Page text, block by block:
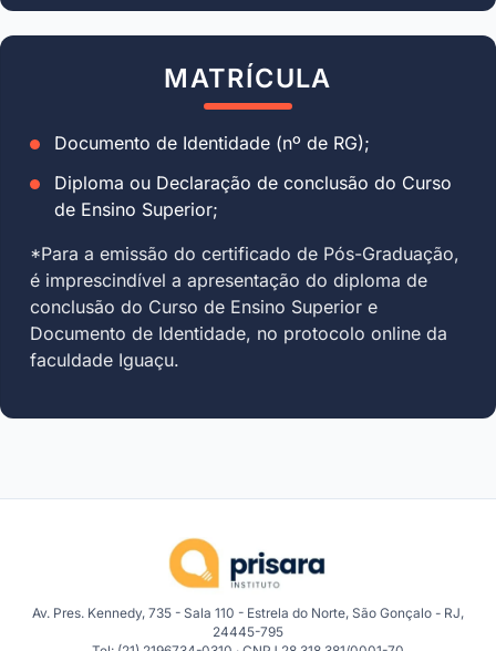
MATRÍCULA
Documento de Identidade (nº de RG);
Diploma ou Declaração de conclusão do Curso
de Ensino Superior;
*Para a emissão do certificado de Pós-Graduação,
é imprescindível a apresentação do diploma de
conclusão do Curso de Ensino Superior e
Documento de Identidade, no protocolo online da
faculdade Iguaçu.
Av. Pres. Kennedy, 735 - Sala 110 - Estrela do Norte, São Gonçalo - RJ,
24445-795